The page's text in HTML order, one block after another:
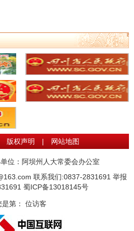
版权声明 | 网站地图
位：阿坝州人大常委会办公室
联系我们:0837-2831691 举报
蜀ICP备13018145号
第： 位访客